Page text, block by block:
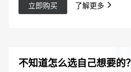
立即购买 了解更多
不知道怎么选自己想要的？